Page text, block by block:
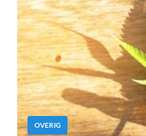
OVERIG